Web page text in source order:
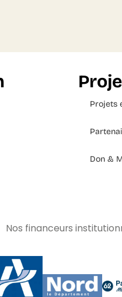
Projets
Don &
Nos financeurs